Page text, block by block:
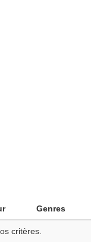
Genres
critères.